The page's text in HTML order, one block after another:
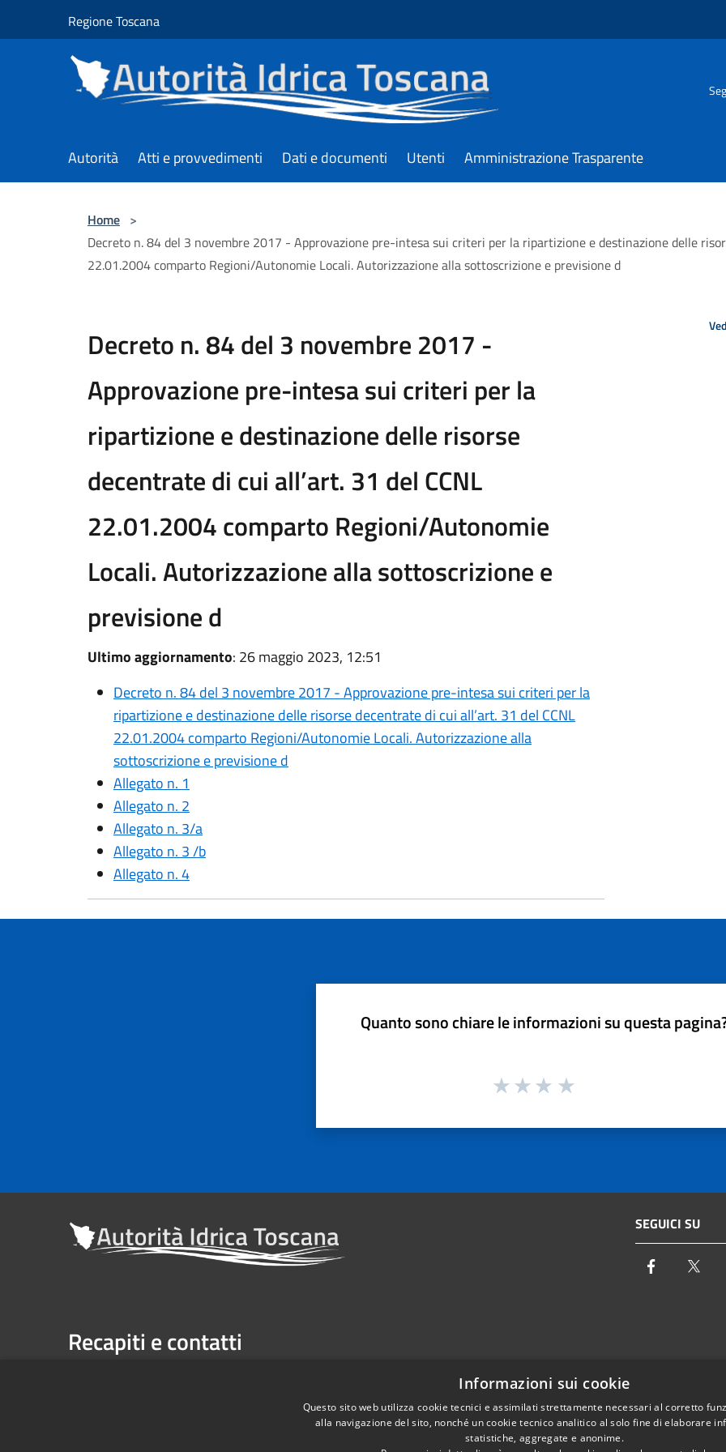
Regione Toscana
Autorità Atti e provvedimenti Dati e documenti Utenti Amministrazione Trasparente
Home >
Decreto n. 84 del 3 novembre 2017 - Approvazione pre-intesa sui criteri per la ripartizione e destinazione delle
22.01.2004 comparto Regioni/Autonomie Locali. Autorizzazione alla sottoscrizione e previsione d
Decreto n. 84 del 3 novembre 2017 -
Approvazione pre-intesa sui criteri per la
ripartizione e destinazione delle risorse
decentrate di cui all’art. 31 del CCNL
22.01.2004 comparto Regioni/Autonomie
Locali. Autorizzazione alla sottoscrizione e
previsione d
Ultimo aggiornamento: 26 maggio 2023, 12:51
Decreto n. 84 del 3 novembre 2017 - Approvazione pre-intesa sui criteri per la
ripartizione e destinazione delle risorse decentrate di cui all’art. 31 del CCNL
22.01.2004 comparto Regioni/Autonomie Locali. Autorizzazione alla
sottoscrizione e previsione d
Allegato n. 1
Allegato n. 2
Allegato n. 3/a
Allegato n. 3 /b
Allegato n. 4
Quanto sono chiare le informazioni su questa
SEGUICI SU
Facebook
Recapiti e contatti
Casella Postale n. 1485 | U.P. Firenze, 7 Via G. Verdi - 50122 Firenze
Email:info@autoritaidrica.toscana.it
Pec:protocollo@pec.autoritaidrica.toscana.it
IPA Indice delle Pubbliche Amministrazioni
Informazioni sui cookie
Questo sito web utilizza cookie tecnici e assimilati strettamente necessari al corretto
alla navigazione del sito, nonché un cookie tecnico analitico al solo fine di elaborare
statistiche, aggregate e anonime.